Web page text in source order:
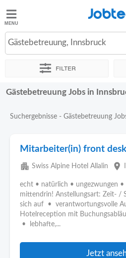
Jobted
Jobs
Gästebetreuung, Innsbruck
Filter
Sortieren nach Genauer Standort
Gästebetreuung Jobs in
Suchergebnisse - Gästebetreuung
Mitarbeiter(in) front
apartment Swiss Alpine Hotel Allalin place
echt • natürlich • ungezwungen •
mittendrin! Anstellungsart: Zeit- /
sich auf • verantwortungsvolle
Hotelreception mit
• lebhafte,...
Jetzt